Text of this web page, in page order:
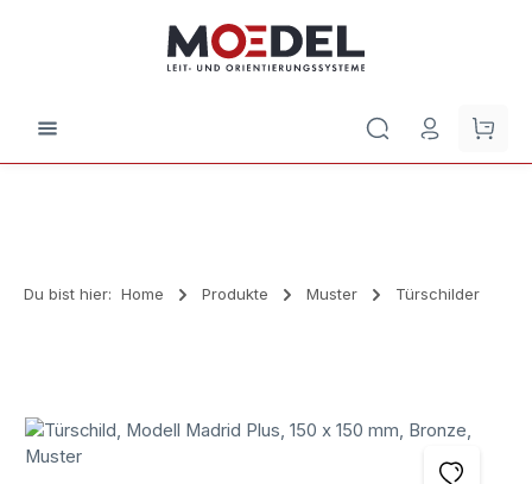
Zum Hauptinhalt springen
Du bist hier: Home Produkte Muster Türschilder
Bildergalerie überspringen